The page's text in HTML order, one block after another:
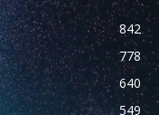
842
778
640
549